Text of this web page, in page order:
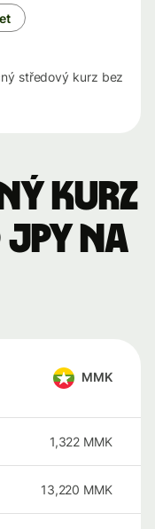
středový kurz bez
kurz
na
MMK
1,322 MMK
13,220 MMK